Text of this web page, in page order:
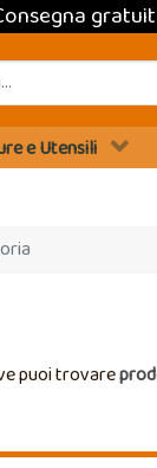
e Utensili
puoi trovare